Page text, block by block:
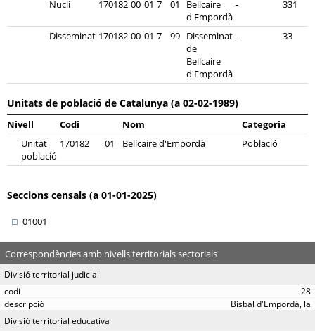
Nucli 170182 00 01 7 01
Bellcaire
d'Empordà
- 331
Disseminat 170182 00 01 7 99 Disseminat
de
Bellcaire
d'Empordà
- 33
Unitats de població de Catalunya (a 02-02-1989)
Nivell Codi Nom
Categoria
Unitat
població
170182 01 Bellcaire d'Empordà Població
Seccions censals (a 01-01-2025)
01001
Correspondències amb nivells territorials sectorials
Divisió territorial judicial
28
Bisbal d'Empordà, la
Divisió territorial educativa